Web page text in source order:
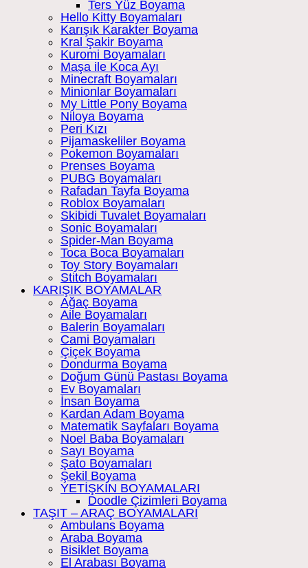
Ters Yüz Boyama
Hello Kitty Boyamaları
Karışık Karakter Boyama
Kral Şakir Boyama
Kuromi Boyamaları
Maşa ile Koca Ayı
Minecraft Boyamaları
Minionlar Boyamaları
My Little Pony Boyama
Niloya Boyama
Peri Kızı
Pijamaskeliler Boyama
Pokemon Boyamaları
Prenses Boyama
PUBG Boyamaları
Rafadan Tayfa Boyama
Roblox Boyamaları
Skibidi Tuvalet Boyamaları
Sonic Boyamaları
Spider-Man Boyama
Toca Boca Boyamaları
Toy Story Boyamaları
Stitch Boyamaları
KARIŞIK BOYAMALAR
Ağaç Boyama
Aile Boyamaları
Balerin Boyamaları
Cami Boyamaları
Çiçek Boyama
Dondurma Boyama
Doğum Günü Pastası Boyama
Ev Boyamaları
İnsan Boyama
Kardan Adam Boyama
Matematik Sayfaları Boyama
Noel Baba Boyamaları
Sayı Boyama
Şato Boyamaları
Şekil Boyama
YETİŞKİN BOYAMALARI
Doodle Çizimleri Boyama
TAŞIT – ARAÇ BOYAMALARI
Ambulans Boyama
Araba Boyama
Bisiklet Boyama
El Arabası Boyama